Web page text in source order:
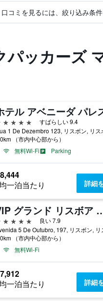
コミを見るには、絞り込み条
パッカーズ
テル アベニーダ パレ
星
すばらしい 9.4
（市内中心部から）
無料Wi-Fi
Parking
一泊当たり 詳細
VIP グランド リ
星
良い 7.9
（市内中心部から）
無料Wi-Fi
一泊当たり 詳細